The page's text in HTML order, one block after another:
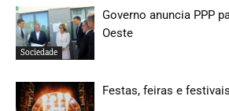
Sociedade
Governo anuncia PPP
Oeste
Festas, feiras e